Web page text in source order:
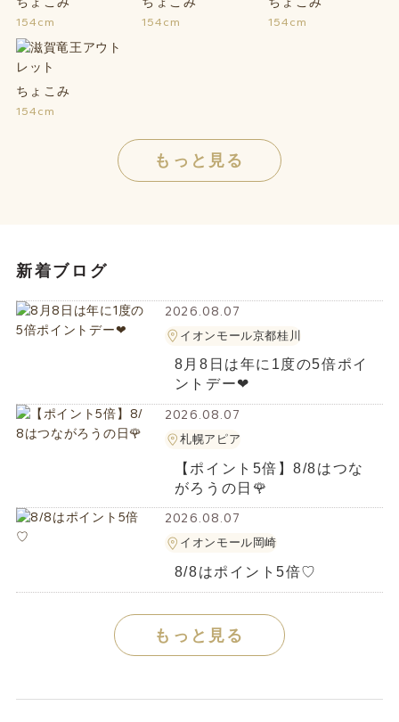
154cm 154cm 154cm
ちょこみ
154cm
もっと見る
新着ブログ
2026.08.07
イオンモール京都桂川
8月8日は年に1度の5倍ポイ
ントデー❤︎
2026.08.07
札幌アピア
【ポイント5倍】8/8はつな
がろうの日🌹
2026.08.07
イオンモール岡崎
8/8はポイント5倍♡
もっと見る